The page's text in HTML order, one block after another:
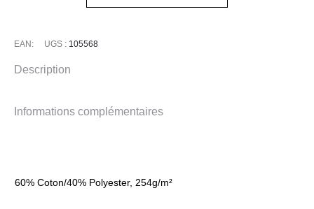
EAN: UGS : 105568
Description
Informations complémentaires
60% Coton/40% Polyester, 254g/m²